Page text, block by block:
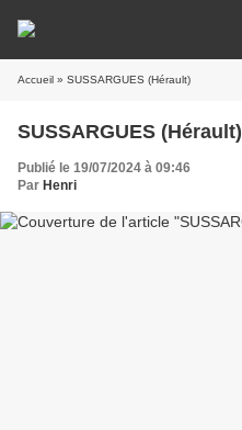
Accueil » SUSSARGUES (Hérault)
SUSSARGUES (Hérault)
Publié le 19/07/2024 à 09:46
Par Henri